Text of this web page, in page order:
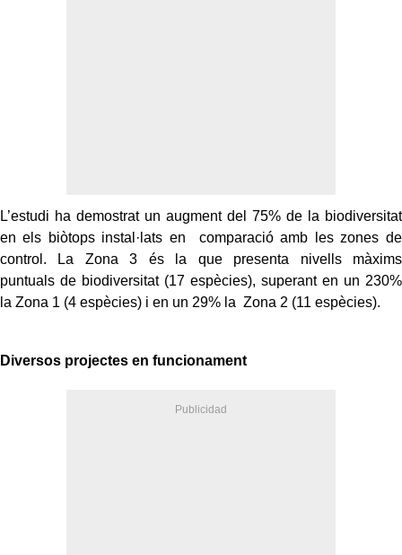
L’estudi ha demostrat un augment del 75% de la biodiversitat
en els biòtops instal·lats en comparació amb les zones de
control. La Zona 3 és la que presenta nivells màxims
puntuals de biodiversitat (17 espècies), superant en un 230%
la Zona 1 (4 espècies) i en un 29% la Zona 2 (11 espècies).
Diversos projectes en funcionament